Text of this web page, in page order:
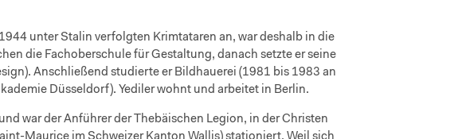
unter Stalin verfolgten Krimtataren an, war deshalb in die
die Fachoberschule für Gestaltung, danach setzte er seine
Anschließend studierte er Bildhauerei (1981 bis 1983 an
Düsseldorf). Yediler wohnt und arbeitet in Berlin.
war der Anführer der Thebäischen Legion, in der Christen